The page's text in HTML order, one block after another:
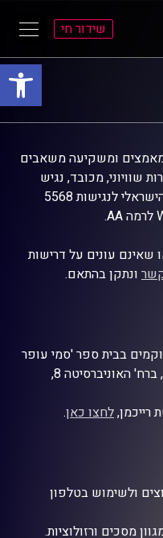
פתח
שידור חי
ומשקיעה משאבים
שוויוני, מכובד, נגיש
ומקצועי. האתר עוצב בהתאם לתקן הישראלי לנגישות 5568
שאינם עונים על דרישות
ונתקן בהתאם.
בבית ספר 'סמי עופר
לתקשורת', אוניברסיטת רייכמן, ברח' האוניברסיטה 8,
רייכמן,לחצו כאן.
ולשימוש בטלפון
מסכים ורזולוציות.